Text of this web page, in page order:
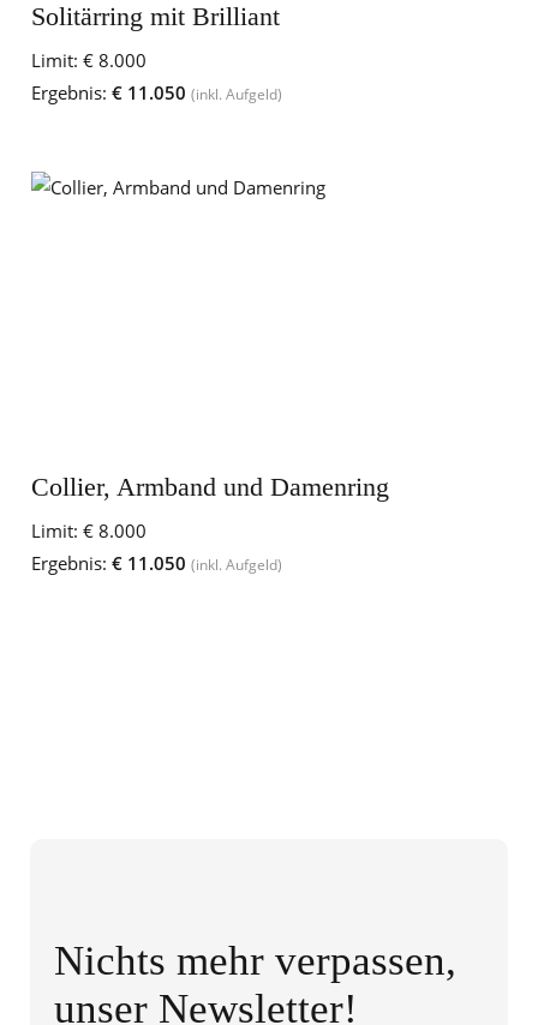
Solitärring mit Brilliant
Limit: € 8.000
Ergebnis: € 11.050 (inkl. Aufgeld)
Collier, Armband und Damenring
Limit: € 8.000
Ergebnis: € 11.050 (inkl. Aufgeld)
Nichts mehr verpassen,
unser Newsletter!